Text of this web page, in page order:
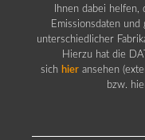
Ihnen dabei
Emissionsdaten
unterschiedlicher
Hierzu hat die
sich hier ansehen
bzw.